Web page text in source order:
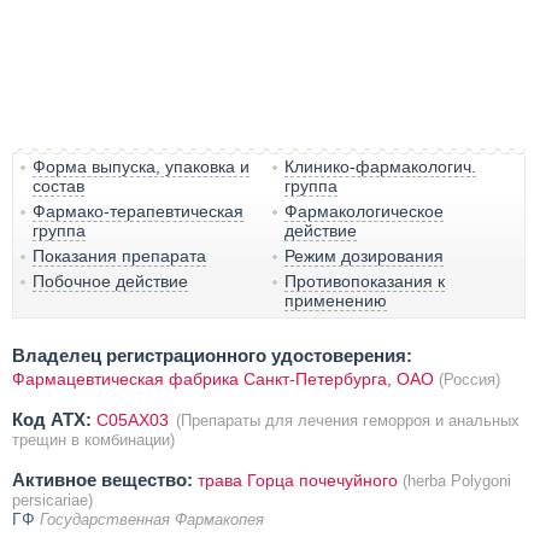
Форма выпуска, упаковка и
состав
Клинико-фармакологич.
группа
Фармако-терапевтическая
группа
Фармакологическое
действие
Показания препарата
Режим дозирования
Побочное действие
Противопоказания к
применению
Владелец регистрационного удостоверения:
Фармацевтическая фабрика Санкт-Петербурга, ОАО (Россия)
Код ATX: C05AX03 (Препараты для лечения геморроя и анальных
трещин в комбинации)
Активное вещество: трава Горца почечуйного (herba Polygoni
persicariae)
ГФ Государственная Фармакопея